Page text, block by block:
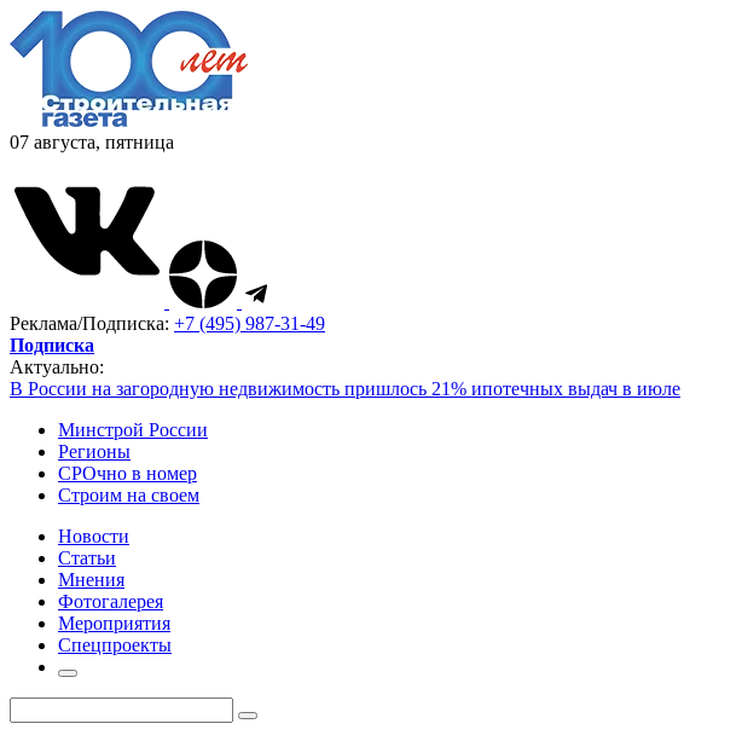
07 августа, пятница
Реклама/Подписка: +7 (495) 987-31-49
Подписка
Актуально:
В России на загородную недвижимость пришлось 21% ипотечных выдач в июле
Минстрой России
Регионы
СРОчно в номер
Строим на своем
Новости
Статьи
Мнения
Фотогалерея
Мероприятия
Спецпроекты